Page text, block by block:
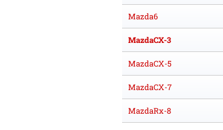
Mazda6
MazdaCX-3
MazdaCX-5
MazdaCX-7
MazdaRx-8